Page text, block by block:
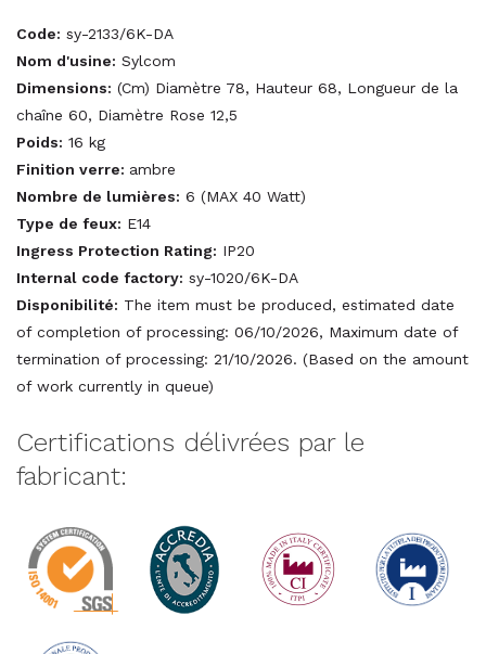
Code: sy-2133/6K-DA
Nom d'usine: Sylcom
Dimensions: (Cm) Diamètre 78, Hauteur 68, Longueur de la
chaîne 60, Diamètre Rose 12,5
Poids: 16 kg
Finition verre: ambre
Nombre de lumières: 6 (MAX 40 Watt)
Type de feux: E14
Ingress Protection Rating: IP20
Internal code factory: sy-1020/6K-DA
Disponibilité: The item must be produced, estimated date
of completion of processing: 06/10/2026, Maximum date of
termination of processing: 21/10/2026. (Based on the amount
of work currently in queue)
Certifications délivrées par le
fabricant: